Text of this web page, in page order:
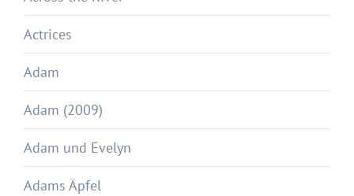
Actrices
Adam
Adam (2009)
Adam und Evelyn
Adams Äpfel